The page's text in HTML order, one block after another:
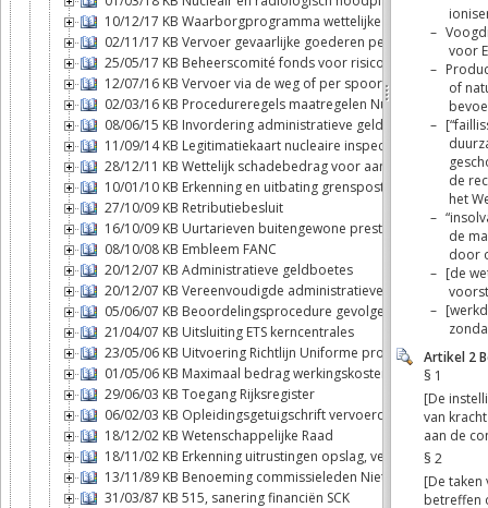
10/12/17 KB Waarborgprogramma wettelijke
02/11/17 KB Vervoer gevaarlijke goederen per spoor
25/05/17 KB Beheerscomité fonds voor risico's van nucleaire
12/07/16 KB Vervoer via de weg of per spoor van
02/03/16 KB Procedureregels maatregelen Nucleaire
08/06/15 KB Invordering administratieve geldboetes
11/09/14 KB Legitimatiekaart nucleaire inspecteurs
28/12/11 KB Wettelijk schadebedrag voor aansprakelijkheid
10/01/10 KB Erkenning en uitbating grensposten
27/10/09 KB Retributiebesluit
16/10/09 KB Uurtarieven buitengewone prestaties
08/10/08 KB Embleem FANC
20/12/07 KB Administratieve geldboetes
20/12/07 KB Vereenvoudigde administratieve geldboetes
05/06/07 KB Beoordelingsprocedure gevolgen milieu
21/04/07 KB Uitsluiting ETS kerncentrales
23/05/06 KB Uitvoering Richtlijn Uniforme procedures
01/05/06 KB Maximaal bedrag werkingskosten
29/06/03 KB Toegang Rijksregister
06/02/03 KB Opleidingsgetuigschrift vervoerders
18/12/02 KB Wetenschappelijke Raad
18/11/02 KB Erkenning uitrustingen opslag, verwerking en
13/11/89 KB Benoeming commissieleden Niet-verspreiding
31/03/87 KB 515, sanering financiën SCK